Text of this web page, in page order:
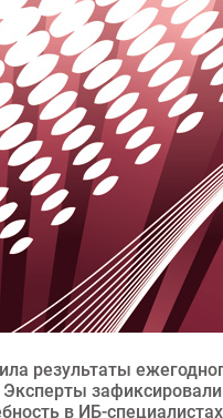
результаты
в ИБ-